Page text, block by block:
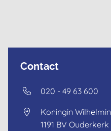
Contact
020 - 49 63 600
Koningin
1191 BV Ouderkerk